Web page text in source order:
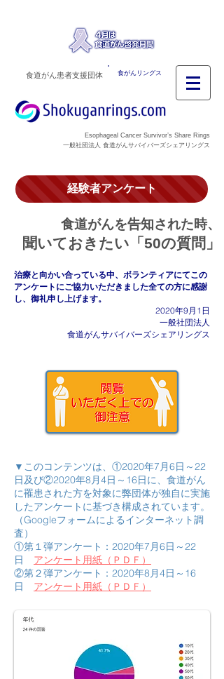
食がんリングス
食道がん患者支援団体
Esophageal Cancer Survivor’s Share Rings
一般社団法人 食道がんサバイバーズシェアリングス
経験者アンケート
食道がんを告知された時、
聞いておきたい「50の質問」
治療と向かい合っている中、ボランティアにてこの
アンケートにご協力いただきました全ての方に感謝
し、御礼申し上げます。
2020年9月1日
一般社団法人
食道がんサバイバーズシェアリングス
▼このコンテンツは、①2020年7月6日～22
日及び②2020年8月4日～16日に、食道がん
に罹患された方を対象に弊団体が独自に実施
したアンケートに基づき構成されています。
（Googleフォームによるインターネット調
査）
①第１弾アンケート：2020年7月6日～22
日 アンケート用紙（ＰＤＦ）
​②第２弾アンケート：2020年8月4日～16
日 アンケート用紙（ＰＤＦ）